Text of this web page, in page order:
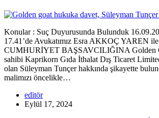
Konular : Suç Duyurusunda Bulunduk
17.41’de Avukatımız Esra AKKOÇ YAREN
CUMHURİYET BAŞSAVCILIĞINA Golden
sahibi Kaprikorn Gıda İthalat Dış Ticaret
olan Süleyman Tunçer hakkında şikayette
malimızı öncelikle…
editör
Eylül 17, 2024